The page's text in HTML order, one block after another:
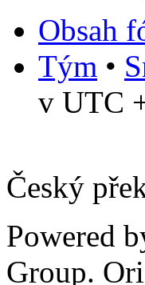
Obsah
Tým •
v UTC
Český
Powered
Group.